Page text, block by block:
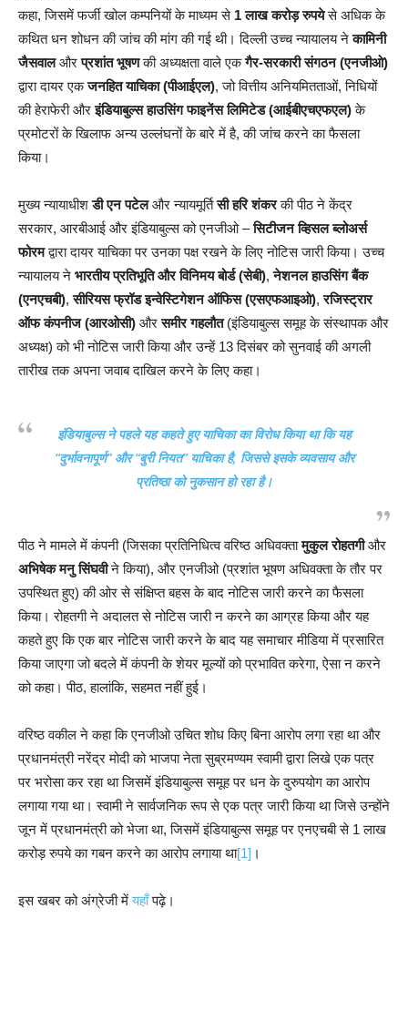
कहा, जिसमें फर्जी खोल कम्पनियों के माध्यम से 1 लाख करोड़ रुपयेसे अधिक के
कथित धन शोधन की जांच की मांग की गई थी। दिल्ली उच्च न्यायालय नेकामिनी
जैसवालऔरप्रशांत भूषणकी अध्यक्षता वाले एकगैर-सरकारी संगठन (एनजीओ)
द्वारा दायर एकजनहित याचिका (पीआईएल), जो वित्तीय अनियमितताओं, निधियों
की हेराफेरी औरइंडियाबुल्स हाउसिंग फाइनेंस लिमिटेड (आईबीएचएफएल)के
प्रमोटरों के खिलाफ अन्य उल्लंघनों के बारे में है, की जांच करने का फैसला
किया।
मुख्य न्यायाधीशडी एन पटेलऔर न्यायमूर्तिसी हरि शंकरकी पीठ ने केंद्र
सरकार, आरबीआई और इंडियाबुल्स को एनजीओ –सिटीजन व्हिसल ब्लोअर्स
फोरमद्वारा दायर याचिका पर उनका पक्ष रखने के लिए नोटिस जारी किया। उच्च
न्यायालय ने भारतीय प्रतिभूति और विनिमय बोर्ड (सेबी),नेशनल हाउसिंग बैंक
(एनएचबी),सीरियस फ्रॉड इन्वेस्टिगेशन ऑफिस (एसएफआइओ),रजिस्ट्रार
ऑफ कंपनीज (आरओसी) औरसमीर गहलौत(इंडियाबुल्स समूह के संस्थापक और
अध्यक्ष) को भी नोटिस जारी किया और उन्हें 13 दिसंबर को सुनवाई की अगली
तारीख तक अपना जवाब दाखिल करने के लिए कहा।
इंडियाबुल्स ने पहले यह कहते हुए याचिका का विरोध किया था कि यह
“दुर्भावनापूर्ण” और “बुरी नियत” याचिका है, जिससे इसके व्यवसाय और
प्रतिष्ठा को नुकसान हो रहा है।
पीठ ने मामले में कंपनी (जिसका प्रतिनिधित्व वरिष्ठ अधिवक्तामुकुल रोहतगीऔर
अभिषेक मनु सिंघवीने किया), और एनजीओ (प्रशांत भूषण अधिवक्ता के तौर पर
उपस्थित हुए) की ओर से संक्षिप्त बहस के बाद नोटिस जारी करने का फैसला
किया। रोहतगी ने अदालत से नोटिस जारी न करने का आग्रह किया और यह
कहते हुए कि एक बार नोटिस जारी करने के बाद यह समाचार मीडिया में प्रसारित
किया जाएगा जो बदले में कंपनी के शेयर मूल्यों को प्रभावित करेगा, ऐसा न करने
को कहा। पीठ, हालांकि, सहमत नहीं हुई।
वरिष्ठ वकील ने कहा कि एनजीओ उचित शोध किए बिना आरोप लगा रहा था और
प्रधानमंत्री नरेंद्र मोदी को भाजपा नेता सुब्रमण्यम स्वामी द्वारा लिखे एक पत्र
पर भरोसा कर रहा था जिसमें इंडियाबुल्स समूह पर धन के दुरुपयोग का आरोप
लगाया गया था। स्वामी ने सार्वजनिक रूप से एक पत्र जारी किया था जिसे उन्होंने
जून में प्रधानमंत्री को भेजा था, जिसमें इंडियाबुल्स समूह पर एनएचबी से 1 लाख
करोड़ रुपये का गबन करने का आरोप लगाया था[1] ।
इस खबर को अंग्रेजी मेंयहाँपढ़े।